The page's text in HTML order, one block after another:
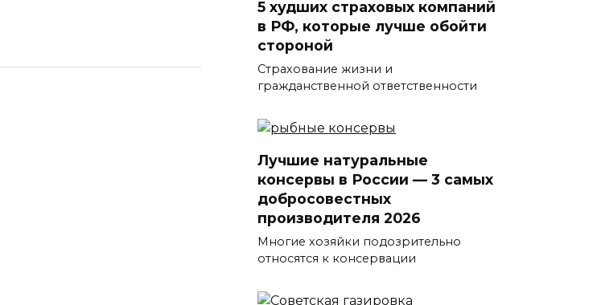
5 худших страховых компаний
в РФ, которые лучше обойти
стороной
Страхование жизни и
гражданственной ответственности
Лучшие натуральные
консервы в России — 3 самых
добросовестных
производителя 2026
Многие хозяйки подозрительно
относятся к консервации